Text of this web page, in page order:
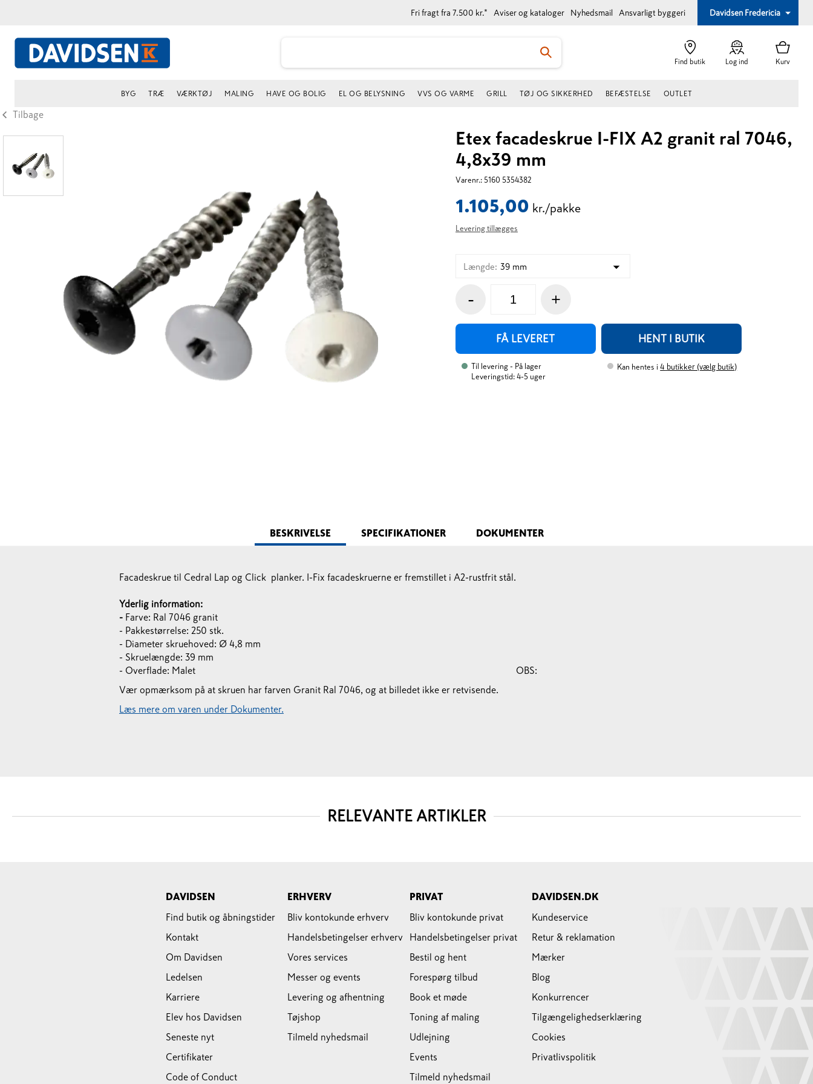
Fri fragt fra 7.500 kr.* Aviser og kataloger Nyhedsmail Ansvarligt byggeri Davidsen Fredericia
Find butik Log ind Kurv
BYG TRÆ VÆRKTØJ MALING HAVE OG BOLIG EL OG BELYSNING VVS OG VARME GRILL TØJ OG SIKKERHED BEFÆSTELSE OUTLET
Tilbage
Etex facadeskrue I-FIX A2 granit ral 7046,
4,8x39 mm
Varenr.: 5160 5354382
1.105,00 kr./pakke
Levering tillægges
Længde: 39 mm
- +
FÅ LEVERET HENT I BUTIK
Til levering - På lager
Leveringstid: 4-5 uger
Kan hentes i 4 butikker (vælg butik)
BESKRIVELSE SPECIFIKATIONER DOKUMENTER
Facadeskrue til Cedral Lap og Click planker. I-Fix facadeskruerne er fremstillet i A2-rustfrit stål.
Yderlig information:
- Farve: Ral 7046 granit
- Pakkestørrelse: 250 stk.
- Diameter skruehoved: Ø 4,8 mm
- Skruelængde: 39 mm
- Overflade: Malet
OBS:
Vær opmærksom på at skruen har farven Granit Ral 7046, og at billedet ikke er retvisende.
Læs mere om varen under Dokumenter.
RELEVANTE ARTIKLER
DAVIDSEN
Find butik og åbningstider
Kontakt
Om Davidsen
Ledelsen
Karriere
Elev hos Davidsen
Seneste nyt
Certifikater
Code of Conduct
ERHVERV
Bliv kontokunde erhverv
Handelsbetingelser erhverv
Vores services
Messer og events
Levering og afhentning
Tøjshop
Tilmeld nyhedsmail
PRIVAT
Bliv kontokunde privat
Handelsbetingelser privat
Bestil og hent
Forespørg tilbud
Book et møde
Toning af maling
Udlejning
Events
Tilmeld nyhedsmail
DAVIDSEN.DK
Kundeservice
Retur & reklamation
Mærker
Blog
Konkurrencer
Tilgængelighedserklæring
Cookies
Privatlivspolitik